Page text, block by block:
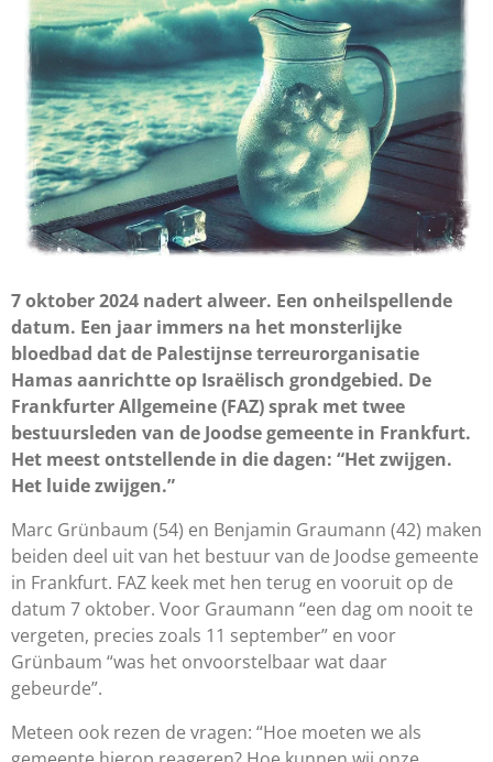
7 oktober 2024 nadert alweer. Een onheilspellende
datum. Een jaar immers na het monsterlijke
bloedbad dat de Palestijnse terreurorganisatie
Hamas aanrichtte op Israëlisch grondgebied. De
Frankfurter Allgemeine (FAZ) sprak met twee
bestuursleden van de Joodse gemeente in Frankfurt.
Het meest ontstellende in die dagen: “Het zwijgen.
Het luide zwijgen.”
Marc Grünbaum (54) en Benjamin Graumann (42) maken
beiden deel uit van het bestuur van de Joodse gemeente
in Frankfurt. FAZ keek met hen terug en vooruit op de
datum 7 oktober. Voor Graumann “een dag om nooit te
vergeten, precies zoals 11 september” en voor
Grünbaum “was het onvoorstelbaar wat daar
gebeurde”.
Meteen ook rezen de vragen: “Hoe moeten we als